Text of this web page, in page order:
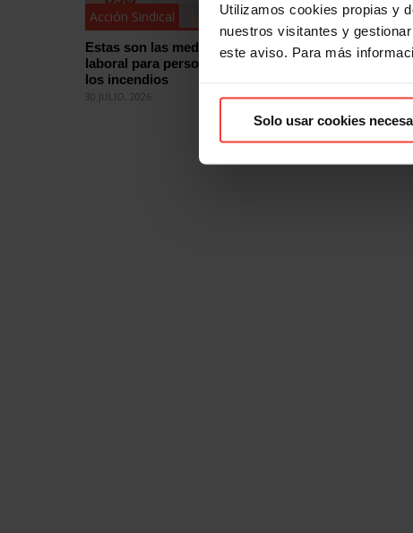
Utilizamos cookies propias y
nuestros visitantes y
este aviso. Para más
Solo usar cookies
Acción Sindical
Estas son las medidas de protección
laboral para personas afectadas por
los incendios
30 JULIO, 2026
Acción
¿Quieres
29 JULIO, 2026